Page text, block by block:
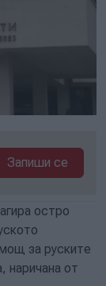
Запиши се
остро
за руските
наричана от